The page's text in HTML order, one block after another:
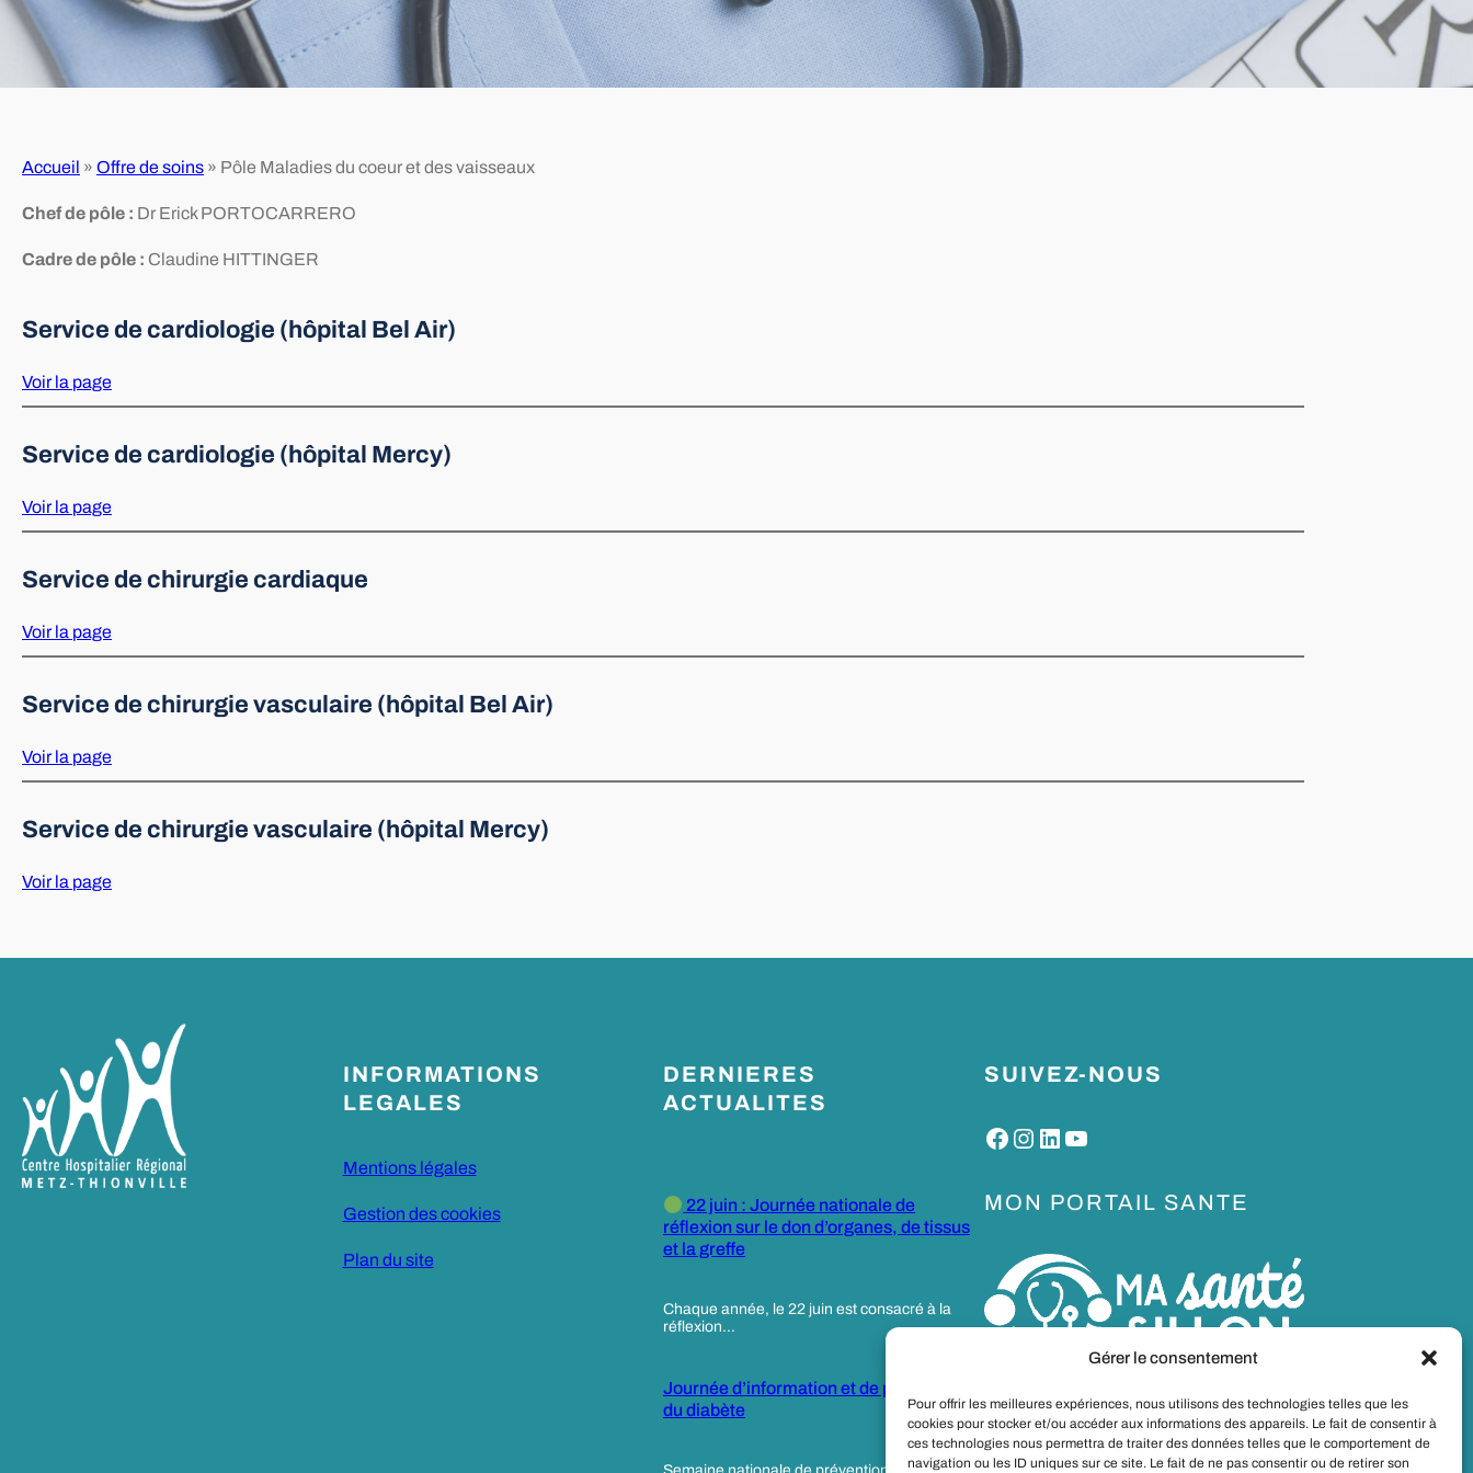
Gérer le consentement
Pour offrir les meilleures expériences, nous utilisons des technologies telles que les
cookies pour stocker et/ou accéder aux informations des appareils. Le fait de consentir à
ces technologies nous permettra de traiter des données telles que le comportement de
navigation ou les ID uniques sur ce site. Le fait de ne pas consentir ou de retirer son
Accueil » Offre de soins » Pôle Maladies du coeur et des vaisseaux
Chef de pôle : Dr Erick PORTOCARRERO
Cadre de pôle : Claudine HITTINGER
Service de cardiologie (hôpital Bel Air)
Voir la page
Service de cardiologie (hôpital Mercy)
Voir la page
Service de chirurgie cardiaque
Voir la page
Service de chirurgie vasculaire (hôpital Bel Air)
Voir la page
Service de chirurgie vasculaire (hôpital Mercy)
Voir la page
INFORMATIONS
LEGALES
Mentions légales
Gestion des cookies
Plan du site
DERNIERES
ACTUALITES
22 juin : Journée nationale de
réflexion sur le don d’organes, de tissus
et la greffe
Chaque année, le 22 juin est consacré à la
réflexion…
Journée d’information et de prévention
du diabète
SUIVEZ-NOUS
Facebook Instagram LinkedIn YouTube
MON PORTAIL SANTE